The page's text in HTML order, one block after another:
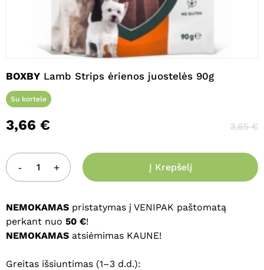
BOXBY Lamb Strips ėrienos juostelės 90g
Su kortele
3,66 € 3,85€
Į Krepšelį
NEMOKAMAS pristatymas į VENIPAK paštomatą
perkant nuo 50 €!
NEMOKAMAS atsiėmimas KAUNE!
Greitas išsiuntimas (1–3 d.d.):
Pavadinimas*
El. paštas*
interneto puslapį, kad jų nebereiktų
įvesti iš naujo, kai kitą kartą vėl norėsiu
parašyti komentarą.